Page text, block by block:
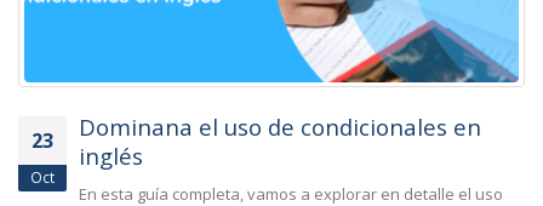
23
Oct
Dominana el uso de condicionales en
inglés
En esta guía completa, vamos a explorar en detalle el uso